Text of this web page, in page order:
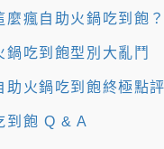
麼瘋自助火鍋吃到飽？
鍋吃到飽型別大亂鬥
助火鍋吃到飽終極點
到飽 Q & A